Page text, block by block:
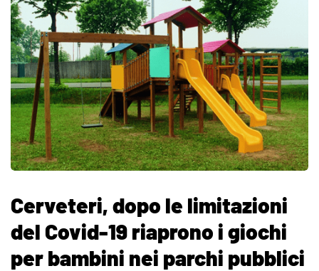
Cerveteri, dopo le limitazioni
del Covid-19 riaprono i giochi
per bambini nei parchi pubblici